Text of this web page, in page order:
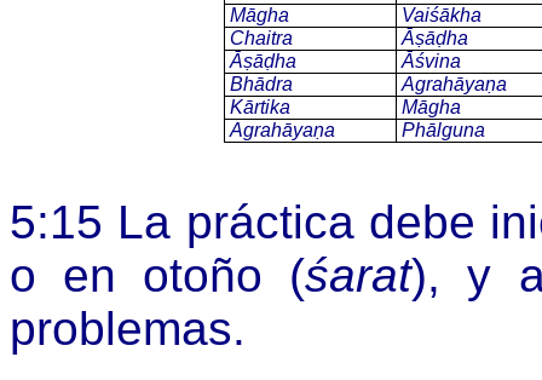
Māgha
Vaiśākha
Chaitra
Āṣāḍha
Āṣāḍha
Āśvina
Bhādra
Agrahāyaṇa
Kārtika
Māgha
Agrahāyaṇa
Phālguna
5:15 La práctica debe
o en otoño (śarat), y
problemas.